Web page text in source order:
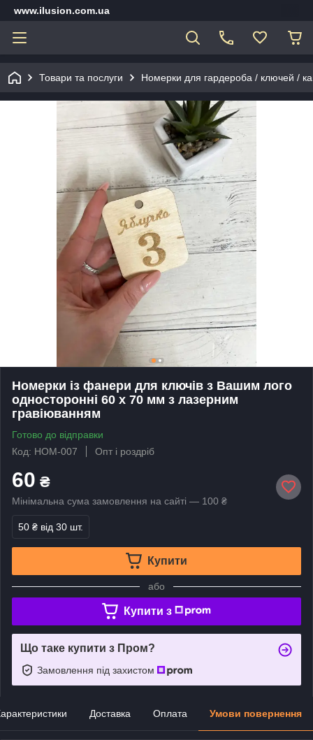
www.ilusion.com.ua
Товари та послуги Номерки для гардероба / ключей /
Номерки із фанери для ключів з Вашим лого
односторонні 60 х 70 мм з лазерним
гравіюванням
Готово до відправки
Код: НОМ-007
Опт і роздріб
60 ₴
Мінімальна сума замовлення на сайті — 100 ₴
50 ₴ від 30 шт.
Купити
або
Купити з
Що таке купити з Пром?
Замовлення під захистом
Доставка Оплата Умови повернення